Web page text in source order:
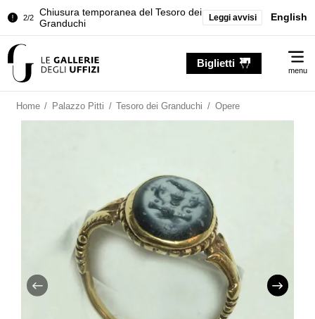
2/2
Chiusura temporanea del Tesoro dei
Granduchi
della Sala dell'Iliade
Granduchi
Leggi avvisi English
Biglietti
menu
Home / Palazzo Pitti / Tesoro dei Granduchi / Opere